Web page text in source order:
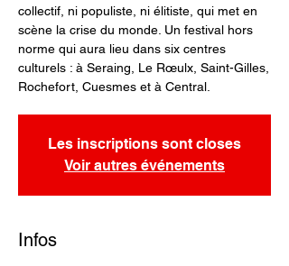
collectif, ni populiste, ni élitiste, qui met en
scène la crise du monde. Un festival hors
norme qui aura lieu dans six centres
culturels : à Seraing, Le Rœulx, Saint-Gilles,
Rochefort, Cuesmes et à Central.
Les inscriptions sont closes
Voir autres événements
Infos